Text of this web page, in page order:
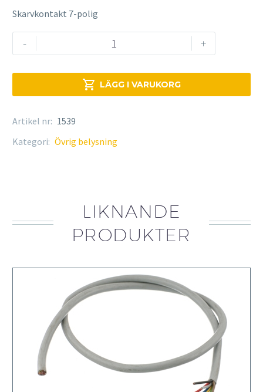
Skarvkontakt 7-polig
-
Skarvkontakt
mängd
+
 LÄGG I VARUKORG
Artikel nr: 1539
Kategori: Övrig belysning
LIKNANDE
PRODUKTER